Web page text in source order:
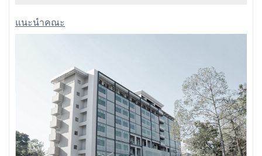
แนะนำคณะ